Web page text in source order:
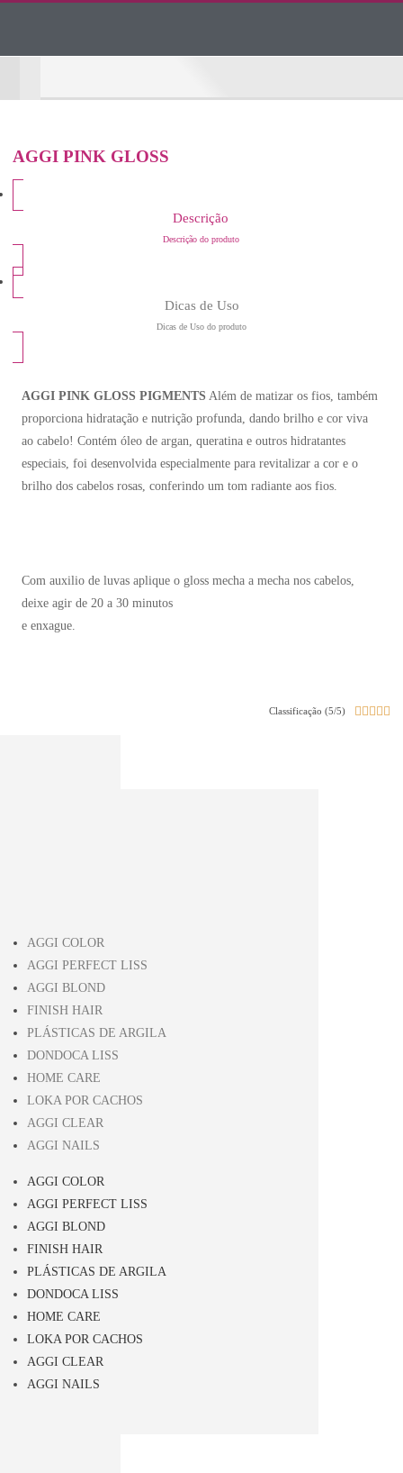
AGGI PINK GLOSS
Descrição
Descrição do produto
Dicas de Uso
Dicas de Uso do produto
AGGI PINK GLOSS PIGMENTS Além de matizar os fios, também
proporciona hidratação e nutrição profunda, dando brilho e cor viva
ao cabelo! Contém óleo de argan, queratina e outros hidratantes
especiais, foi desenvolvida especialmente para revitalizar a cor e o
brilho dos cabelos rosas, conferindo um tom radiante aos fios.
Com auxilio de luvas aplique o gloss mecha a mecha nos cabelos,
deixe agir de 20 a 30 minutos
e enxague.
Classificação (5/5)     
AGGI COLOR
AGGI PERFECT LISS
AGGI BLOND
FINISH HAIR
PLÁSTICAS DE ARGILA
DONDOCA LISS
HOME CARE
LOKA POR CACHOS
AGGI CLEAR
AGGI NAILS
AGGI COLOR
AGGI PERFECT LISS
AGGI BLOND
FINISH HAIR
PLÁSTICAS DE ARGILA
DONDOCA LISS
HOME CARE
LOKA POR CACHOS
AGGI CLEAR
AGGI NAILS